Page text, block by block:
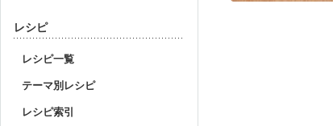
レシピ
レシピ一覧
テーマ別レシピ
レシピ索引